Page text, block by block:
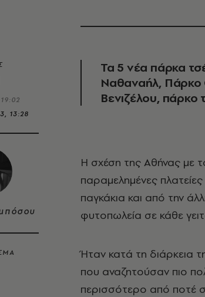
13:28
Τα 5 νέα πάρκα
Ναθαναήλ, Πάρκο
Βενιζέλου, πάρκο
Η σχέση της Αθήνας με το πράσινο είναι αγάπης - μίσους. Από τη μια
παραμελημένες
παγκάκια και από την
φυτοπωλεία σε κάθε
Ήταν κατά τη διάρκεια
που αναζητούσαν πιο
περισσότερο από ποτέ